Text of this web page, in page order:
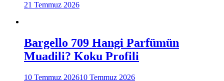
21 Temmuz 2026
Bargello 709 Hangi Parfümün
Muadili? Koku Profili
10 Temmuz 202610 Temmuz 2026